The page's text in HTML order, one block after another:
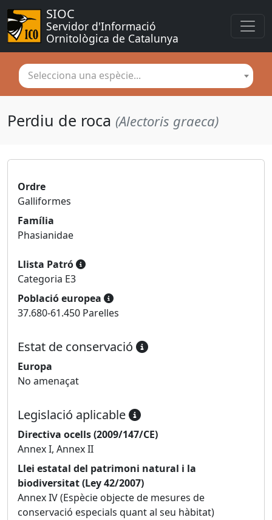
SIOC
Servidor d'Informació
Ornitològica de Catalunya
Selecciona una espècie...
Perdiu de roca (Alectoris graeca)
Ordre
Galliformes
Família
Phasianidae
Llista Patró
Categoria E3
Població europea
37.680-61.450 Parelles
Estat de conservació
Europa
No amenaçat
Legislació aplicable
Directiva ocells (2009/147/CE)
Annex I, Annex II
Llei estatal del patrimoni natural i la
biodiversitat (Ley 42/2007)
Annex IV (Espècie objecte de mesures de
conservació especials quant al seu hàbitat)